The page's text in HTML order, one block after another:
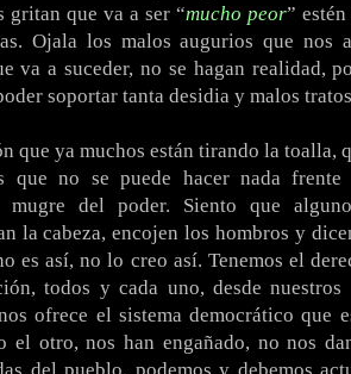
gritan que va a ser “mucho peor”
Ojala los malos augurios que nos
va a suceder, no se hagan realidad,
soportar tanta desidia y malos
que ya muchos están tirando la toalla,
que no se puede hacer nada
del poder. Siento que
la cabeza, encojen los hombros y
es así, no lo creo así. Tenemos el
todos y cada uno, desde
ofrece el sistema democrático que
el otro, nos han engañado, no nos